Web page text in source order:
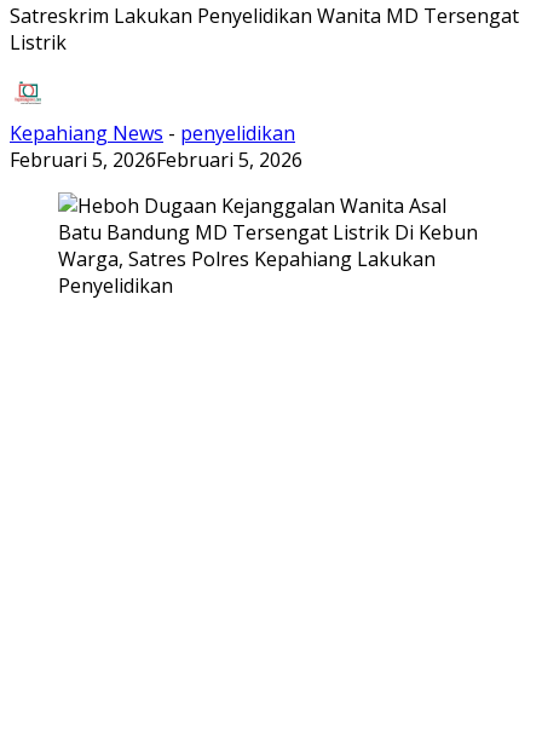
Satreskrim Lakukan Penyelidikan Wanita MD Tersengat
Listrik
Kepahiang News - penyelidikan
Februari 5, 2026Februari 5, 2026